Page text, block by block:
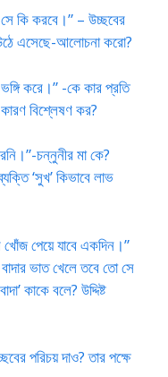
সে কি করবে।” – উচ্ছবের
এসেছে-আলোচনা করো?
করে।” -কে কার প্রতি
বিশ্লেষণ কর?
চন্নুনীর মা কে?
‘সুখ’ কিভাবে লাভ
খোঁজ পেয়ে যাবে একদিন।”
ভাত খেলে তবে তো সে
কাকে বলে? উদ্দিষ্ট
পরিচয় দাও? তার পক্ষে